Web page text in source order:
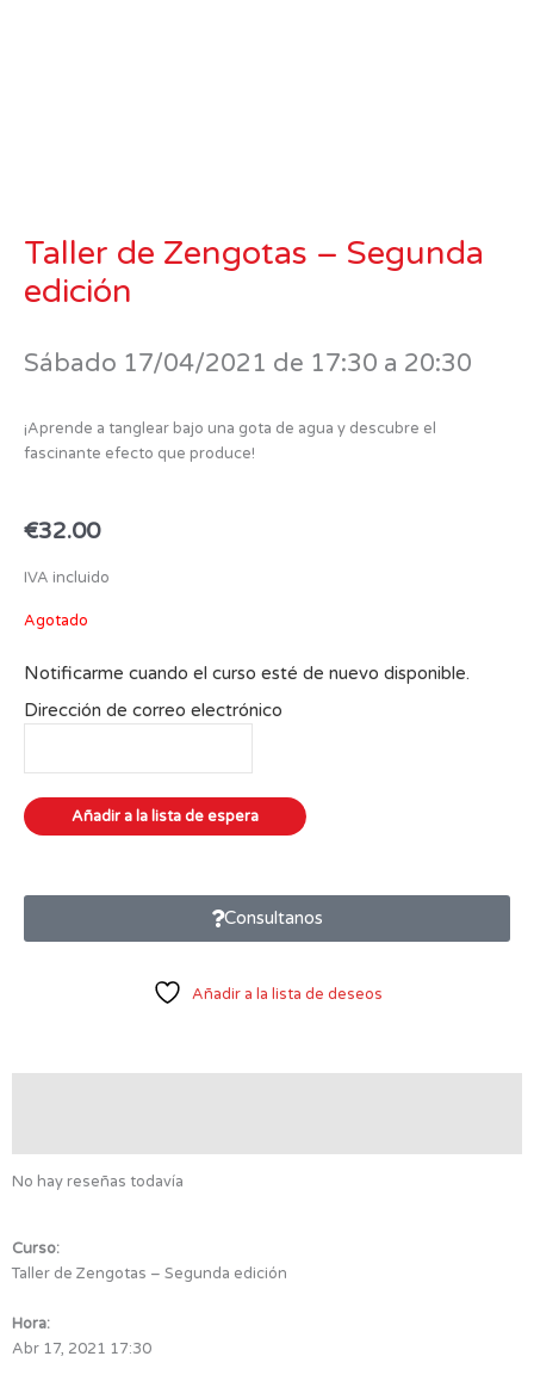
Taller de Zengotas – Segunda
edición
Sábado 17/04/2021 de 17:30 a 20:30
¡Aprende a tanglear bajo una gota de agua y descubre el
fascinante efecto que produce!
€32.00
IVA incluido
Agotado
Notificarme cuando el curso esté de nuevo disponible.
Dirección de correo electrónico
Consultanos
Añadir a la lista de deseos
No hay reseñas todavía
Curso:
Taller de Zengotas – Segunda edición
Hora:
Abr 17, 2021 17:30